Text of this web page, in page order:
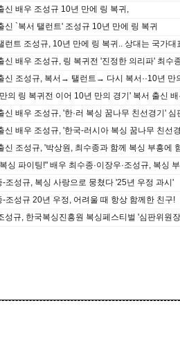
신 배우 조성규 10년 만에 링 복귀,
신 `복서 탤런트' 조성규 10년 만에 링 복귀
런트 조성규, 10년 만에 링 복귀.. 상대는 국가대
신 배우 조성규, 링 복귀전 '진정한 의리파' 최수
신 조성규, 복서→ 탤런트→ 다시 복서··10년 만
의 링 복귀전 이어 10년 만의 경기' 복서 출신
신 배우 조성규, '한·러 복싱 꿈나무 친선경기' 심
신 배우 조성규, '한국-러시아 복싱 꿈나무 친선
신 조성규, '박상원, 최수종과 함께 복싱 부흥에
싱 파이팅!" 배우 최수종·이장우·조성규, 복싱
-조성규, 복싱 사랑으로 뭉쳤다 '25년 우정 과시'
-조성규 20년 우정, 어려울 때 항상 함께한 친구!
성규, 한국복싱진흥원 복싱페스티벌 '심판위원